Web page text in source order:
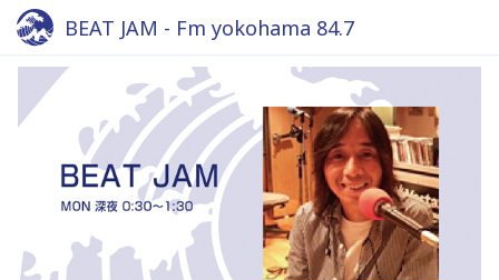
BEAT JAM - Fm yokohama 84.7